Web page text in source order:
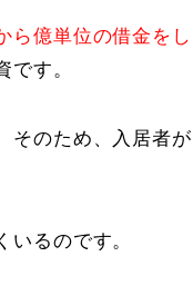
ら億単位の借金をし
す。
そのため、入居者が
るのです。